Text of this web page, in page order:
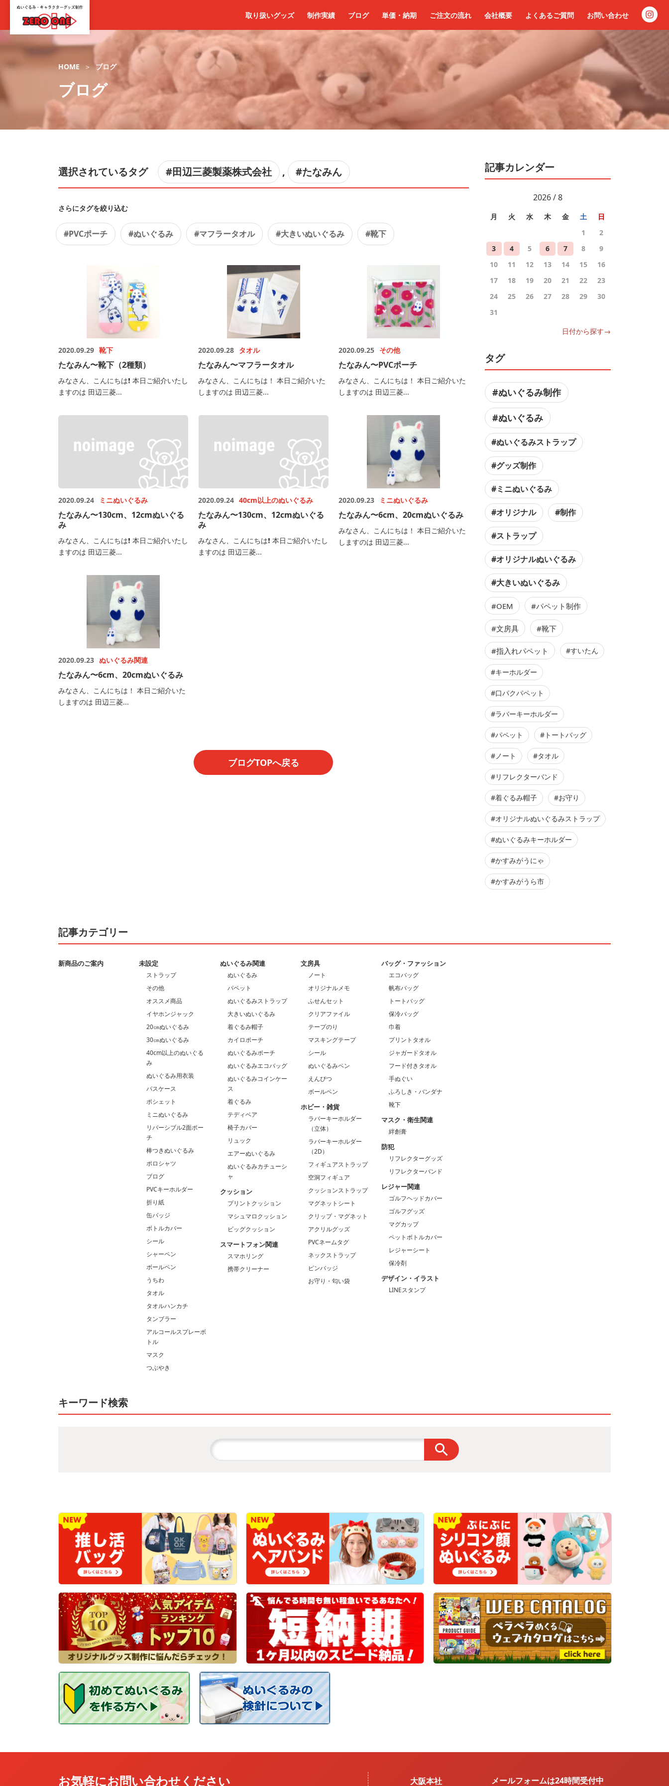
取り扱いグッズ 制作実績 ブログ 単価・納期 ご注文の流れ 会社概要 よくあるご質問 お問い合わせ
HOME ブログ
ブログ
選択されているタグ #田辺三菱製薬株式会社 , #たなみん
さらにタグを絞り込む
#PVCポーチ #ぬいぐるみ #マフラータオル #大きいぬいぐるみ #靴下
2020.09.29 靴下
たなみん〜靴下（2種類）
みなさん、こんにちは❗️ 本日ご紹介いたし
ますのは 田辺三菱...
2020.09.28 タオル
たなみん〜マフラータオル
みなさん、こんにちは！ 本日ご紹介いた
しますのは 田辺三菱...
2020.09.25 その他
たなみん〜PVCポーチ
みなさん、こんにちは！ 本日ご紹介いた
しますのは 田辺三菱...
2020.09.24 ミニぬいぐるみ
たなみん〜130cm、12cmぬいぐる
み
みなさん、こんにちは❗️ 本日ご紹介いたし
ますのは 田辺三菱...
2020.09.24 40cm以上のぬいぐるみ
たなみん〜130cm、12cmぬいぐる
み
みなさん、こんにちは❗️ 本日ご紹介いたし
ますのは 田辺三菱...
2020.09.23 ミニぬいぐるみ
たなみん〜6cm、20cmぬいぐるみ
みなさん、こんにちは！ 本日ご紹介いた
しますのは 田辺三菱...
2020.09.23 ぬいぐるみ関連
たなみん〜6cm、20cmぬいぐるみ
みなさん、こんにちは！ 本日ご紹介いた
しますのは 田辺三菱...
ブログTOPへ戻る
記事カレンダー
2026 / 8
月 火 水 木 金 土
日
1
2
3
4 5 6 7 8
9
10
11 12 13 14 15
16
17
18 19 20 21 22
23
24
25 26 27 28 29
30
31
日付から探す→
タグ
#ぬいぐるみ制作
#ぬいぐるみ
#ぬいぐるみストラップ
#グッズ制作
#ミニぬいぐるみ
#オリジナル #制作
#ストラップ
#オリジナルぬいぐるみ
#大きいぬいぐるみ
#OEM #パペット制作
#文房具 #靴下
#指入れパペット #すいたん
#キーホルダー
#口パクパペット
#ラバーキーホルダー
#パペット #トートバッグ
#ノート #タオル
#リフレクターバンド
#着ぐるみ帽子 #お守り
#オリジナルぬいぐるみストラップ
#ぬいぐるみキーホルダー
#かすみがうにゃ
#かすみがうら市
記事カテゴリー
新商品のご案内 未設定
ストラップ
その他
オススメ商品
イヤホンジャック
20㎝ぬいぐるみ
30㎝ぬいぐるみ
40cm以上のぬいぐる
み
ぬいぐるみ用衣装
パスケース
ポシェット
ミニぬいぐるみ
リバーシブル2面ポー
チ
棒つきぬいぐるみ
ポロシャツ
ブログ
PVCキーホルダー
折り紙
缶バッジ
ボトルカバー
シール
シャーペン
ボールペン
うちわ
タオル
タオルハンカチ
タンブラー
アルコールスプレーボ
トル
マスク
つぶやき
ぬいぐるみ関連
ぬいぐるみ
パペット
ぬいぐるみストラップ
大きいぬいぐるみ
着ぐるみ帽子
カイロポーチ
ぬいぐるみポーチ
ぬいぐるみエコバッグ
ぬいぐるみコインケー
ス
着ぐるみ
テディベア
椅子カバー
リュック
エアーぬいぐるみ
ぬいぐるみカチューシ
ャ
クッション
プリントクッション
マシュマロクッション
ビッグクッション
スマートフォン関連
スマホリング
携帯クリーナー
文房具
ノート
オリジナルメモ
ふせんセット
クリアファイル
テープのり
マスキングテープ
シール
ぬいぐるみペン
えんぴつ
ボールペン
ホビー・雑貨
ラバーキーホルダー
（立体）
ラバーキーホルダー
（2D）
フィギュアストラップ
空洞フィギュア
クッションストラップ
マグネットシート
クリップ・マグネット
アクリルグッズ
PVCネームタグ
ネックストラップ
ピンバッジ
お守り・匂い袋
バッグ・ファッション
エコバッグ
帆布バッグ
トートバッグ
保冷バッグ
巾着
プリントタオル
ジャガードタオル
フード付きタオル
手ぬぐい
ふろしき・バンダナ
靴下
マスク・衛生関連
絆創膏
防犯
リフレクターグッズ
リフレクターバンド
レジャー関連
ゴルフヘッドカバー
ゴルフグッズ
マグカップ
ペットボトルカバー
レジャーシート
保冷剤
デザイン・イラスト
LINEスタンプ
キーワード検索
お気軽にお問い合わせください 大阪本社 メールフォームは24時間受付中